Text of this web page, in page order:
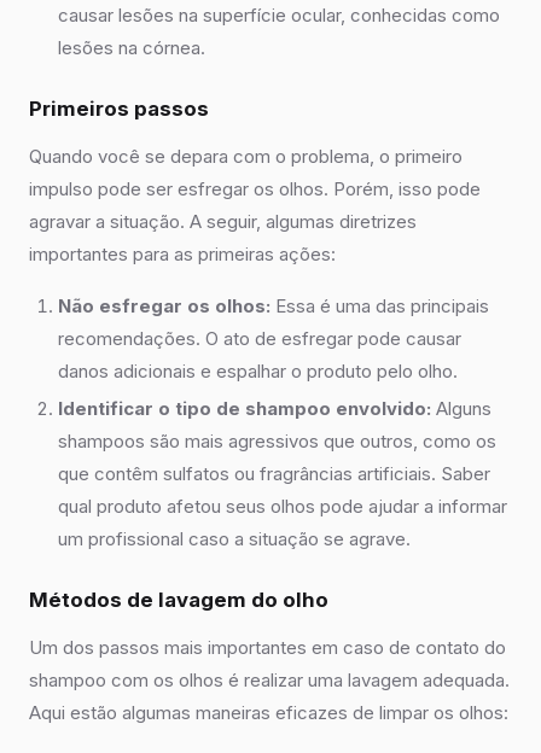
causar lesões na superfície ocular, conhecidas como
lesões na córnea.
Primeiros passos
Quando você se depara com o problema, o primeiro
impulso pode ser esfregar os olhos. Porém, isso pode
agravar a situação. A seguir, algumas diretrizes
importantes para as primeiras ações:
Não esfregar os olhos: Essa é uma das principais
recomendações. O ato de esfregar pode causar
danos adicionais e espalhar o produto pelo olho.
Identificar o tipo de shampoo envolvido: Alguns
shampoos são mais agressivos que outros, como os
que contêm sulfatos ou fragrâncias artificiais. Saber
qual produto afetou seus olhos pode ajudar a informar
um profissional caso a situação se agrave.
Métodos de lavagem do olho
Um dos passos mais importantes em caso de contato do
shampoo com os olhos é realizar uma lavagem adequada.
Aqui estão algumas maneiras eficazes de limpar os olhos: